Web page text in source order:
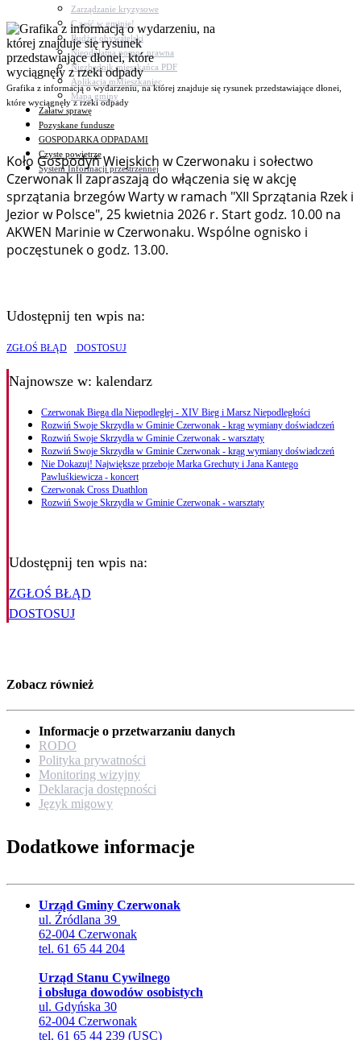
Zarządzanie kryzysowe
C.ześć w gminie!
Budżet obywatelski
Nieodpłatna pomoc prawna
Niezbędnik mieszkańca PDF
Aplikacja mMieszkaniec
Mapa gminy
Załatw sprawę
Pozyskane fundusze
GOSPODARKA ODPADAMI
Czyste powietrze
System Informacji przestrzennej
Grafika z informacją o wydarzeniu, na której znajduje się rysunek przedstawiające dłonei,
które wyciągnęły z rzeki odpady
Koło Gospodyń Wiejskich w Czerwonaku i sołectwo
Czerwonak II zapraszają do włączenia się w akcję
sprzątania brzegów Warty w ramach "XII Sprzątania Rzek i
Jezior w Polsce", 25 kwietnia 2026 r. Start godz. 10.00 na
AKWEN Marinie w Czerwonaku. Wspólne ognisko i
poczęstunek o godz. 13.00.
Udostępnij ten wpis na:
ZGŁOŚ BŁĄD DOSTOSUJ
Najnowsze w: kalendarz
Czerwonak Biega dla Niepodległej - XIV Bieg i Marsz Niepodległości
Rozwiń Swoje Skrzydła w Gminie Czerwonak - krąg wymiany doświadczeń
Rozwiń Swoje Skrzydła w Gminie Czerwonak - warsztaty
Rozwiń Swoje Skrzydła w Gminie Czerwonak - krąg wymiany doświadczeń
Nie Dokazuj! Największe przeboje Marka Grechuty i Jana Kantego
Pawluśkiewicza - koncert
Czerwonak Cross Duathlon
Rozwiń Swoje Skrzydła w Gminie Czerwonak - warsztaty
Udostępnij ten wpis na:
ZGŁOŚ BŁĄD
DOSTOSUJ
Zobacz również
Informacje o przetwarzaniu danych
RODO
Polityka prywatności
Monitoring wizyjny
Deklaracja dostępności
Język migowy
Dodatkowe informacje
Urząd Gminy Czerwonak
ul. Źródlana 39
62-004 Czerwonak
tel. 61 65 44 204
Urząd Stanu Cywilnego
i obsługa dowodów osobistych
ul. Gdyńska 30
62-004 Czerwonak
tel. 61 65 44 239 (USC)